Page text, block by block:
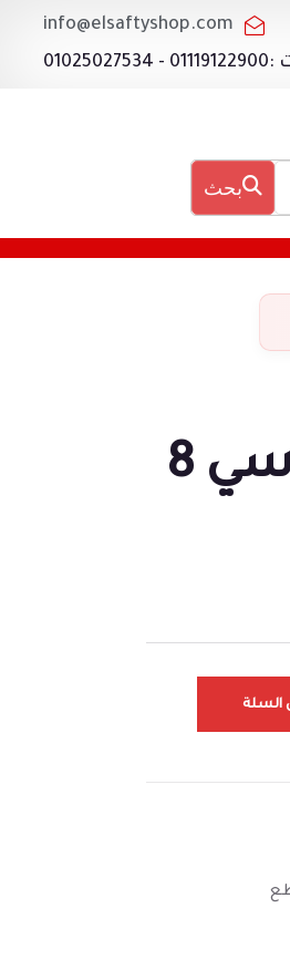
info@elsaftyshop.com
- 01025027534
بحث
طقم هندسي 8
السلة